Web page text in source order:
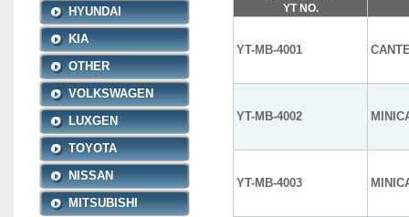
HYUNDAI
KIA
OTHER
VOLKSWAGEN
LUXGEN
TOYOTA
NISSAN
MITSUBISHI
YT NO.
YT-MB-4001
YT-MB-4002
YT-MB-4003